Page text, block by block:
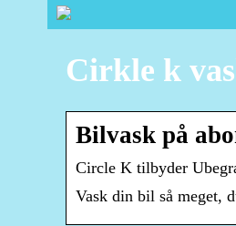
Cirkle k
Bilvask på
Circle K tilbyder
Vask din bil så meget,